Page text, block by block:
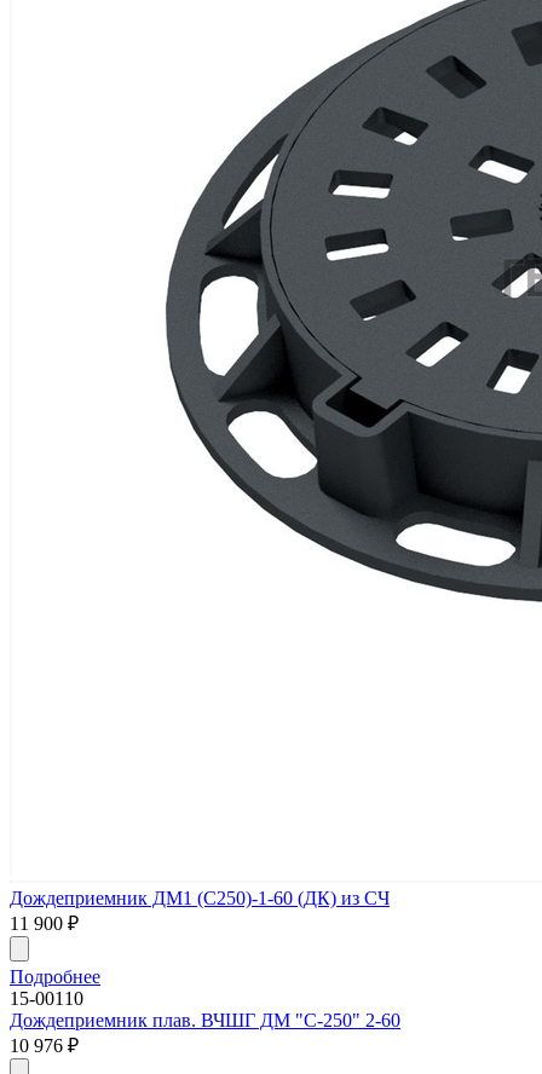
Дождеприемник ДМ1 (С250)-1-60 (ДК) из СЧ
11 900 ₽
Подробнее
15-00110
Дождеприемник плав. ВЧШГ ДМ "С-250" 2-60
10 976 ₽